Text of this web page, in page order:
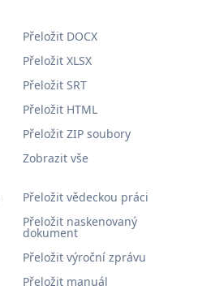
Přeložit vědeckou práci
Přeložit naskenovaný
dokument
Přeložit výroční zprávu
Přeložit manuál
Přeložit DOCX
Přeložit XLSX
Přeložit SRT
Přeložit HTML
Přeložit ZIP soubory
Zobrazit vše